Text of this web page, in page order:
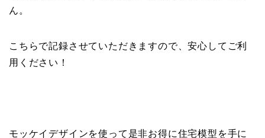
ん。
こちらで記録させていただきますので、安心してご利
用ください！
モッケイデザインを使って是非お得に住宅模型を手に